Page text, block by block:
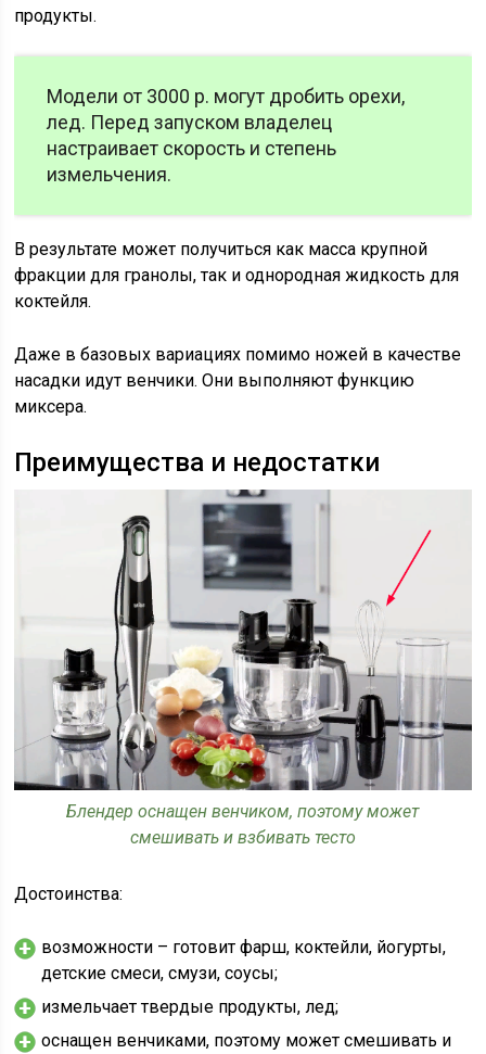
продукты.
Модели от 3000 р. могут дробить орехи,
лед. Перед запуском владелец
настраивает скорость и степень
измельчения.
В результате может получиться как масса крупной
фракции для гранолы, так и однородная жидкость для
коктейля.
Даже в базовых вариациях помимо ножей в качестве
насадки идут венчики. Они выполняют функцию
миксера.
Преимущества и недостатки
Блендер оснащен венчиком, поэтому может
смешивать и взбивать тесто
Достоинства:
возможности – готовит фарш, коктейли, йогурты,
детские смеси, смузи, соусы;
измельчает твердые продукты, лед;
оснащен венчиками, поэтому может смешивать и